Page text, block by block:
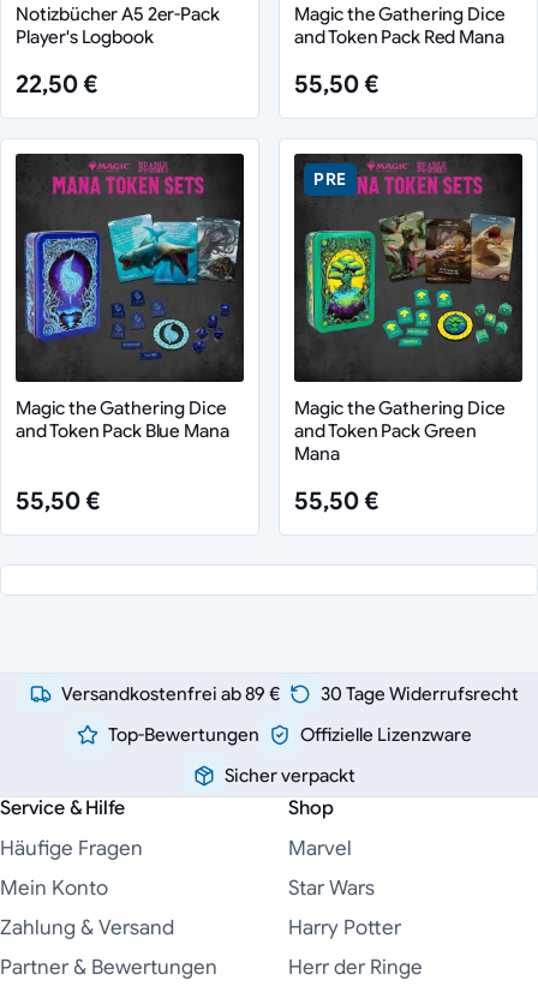
Notizbücher A5 2er-Pack
Player's Logbook
22,50 €
Magic the Gathering Dice
and Token Pack Red Mana
55,50 €
Magic the Gathering Dice
and Token Pack Blue Mana
55,50 €
PRE
Magic the Gathering Dice
and Token Pack Green
Mana
55,50 €
Versandkostenfrei ab 89 €
30 Tage Widerrufsrecht
Top-Bewertungen
Offizielle Lizenzware
Sicher verpackt
Service & Hilfe
Häufige Fragen
Mein Konto
Zahlung & Versand
Partner & Bewertungen
Shop
Marvel
Star Wars
Harry Potter
Herr der Ringe